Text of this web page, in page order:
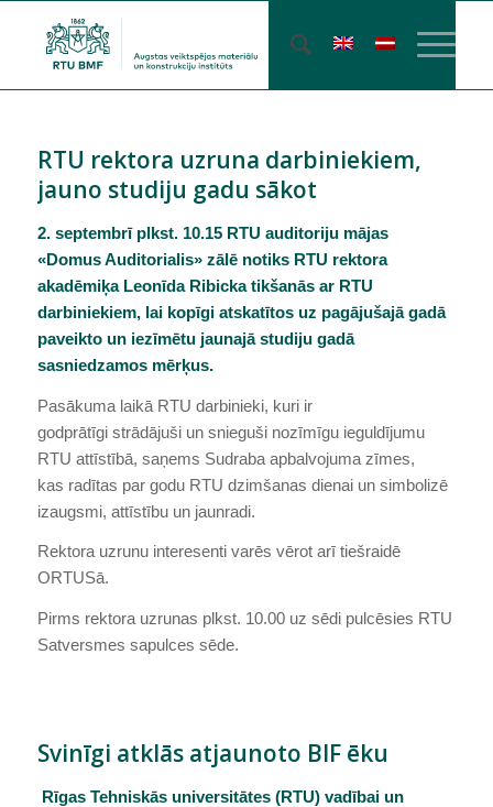
RTU rektora uzruna darbiniekiem,
jauno studiju gadu sākot
2. septembrī plkst. 10.15 RTU auditoriju mājas
«Domus Auditorialis» zālē notiks RTU rektora
akadēmiķa Leonīda Ribicka tikšanās ar RTU
darbiniekiem, lai kopīgi atskatītos uz pagājušajā gadā
paveikto un iezīmētu jaunajā studiju gadā
sasniedzamos mērķus.
Pasākuma laikā RTU darbinieki, kuri ir
godprātīgi strādājuši un snieguši nozīmīgu ieguldījumu
RTU attīstībā, saņems Sudraba apbalvojuma zīmes,
kas radītas par godu RTU dzimšanas dienai un simbolizē
izaugsmi, attīstību un jaunradi.
Rektora uzrunu interesenti varēs vērot arī tiešraidē
ORTUSā.
Pirms rektora uzrunas plkst. 10.00 uz sēdi pulcēsies RTU
Satversmes sapulces sēde.
Svinīgi atklās atjaunoto BIF ēku
Rīgas Tehniskās universitātes (RTU) vadībai un